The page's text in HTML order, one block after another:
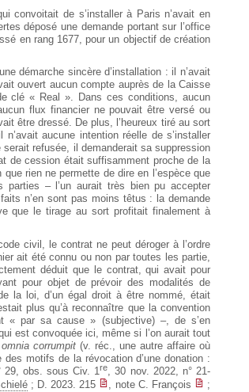
convoitait de s’installer à Paris n’avait en
déposé une demande portant sur l’office
en rang 1677, pour un objectif de création
démarche sincère d’installation : il n’avait
ouvert aucun compte auprès de la Caisse
clé « Real ». Dans ces conditions, aucun
flux financier ne pouvait être versé ou
être dressé. De plus, l’heureux tiré au sort
aucune intention réelle de s’installer
refusée, il demanderait sa suppression
de cession était suffisamment proche de la
rien ne permette de dire en l’espèce que
parties – l’un aurait très bien pu accepter
n’en sont pas moins têtus : la demande
que le tirage au sort profitait finalement à
civil, le contrat ne peut déroger à l’ordre
ait été connu ou non par toutes les partie,
déduit que le contrat, qui avait pour
pour objet de prévoir des modalités de
la loi, d’un égal droit à être nommé, était
plus qu’à reconnaître que la convention
« par sa cause » (subjective) –, de s’en
est convoquée ici, même si l’on aurait tout
corrumpit (v. réc., une autre affaire où
des motifs de la révocation d’une donation :
29, obs. sous Civ. 1re, 30 nov. 2022, n° 21-
; D. 2023. 215 , note C. François
;